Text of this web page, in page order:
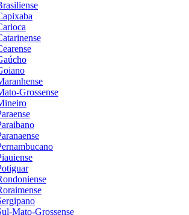
Grossense
Mato-Grossense